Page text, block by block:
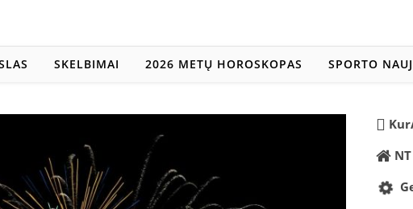
SKELBIMAI 2026 METŲ HOROSKOPAS SPORTO